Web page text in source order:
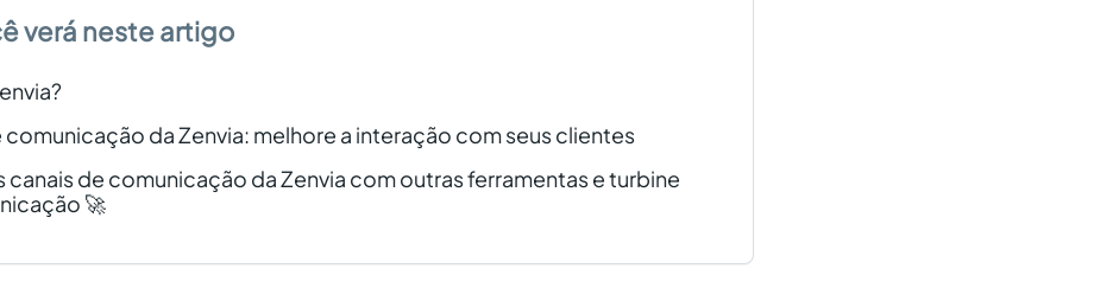
verá neste artigo
comunicação da Zenvia: melhore a interação com seus clientes
canais de comunicação da Zenvia com outras ferramentas e turbine
🚀